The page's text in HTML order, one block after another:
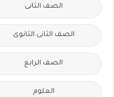
الصف الثانى
الصف الثانى الثانوى
الصف الرابع
العلوم